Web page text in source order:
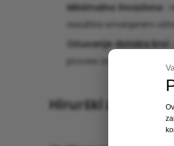
Minimalno invazivno
rezultira smanjenim
Očuvanje dotoka krvi
proces zacjeljivanja.
Hirurški zahvat i